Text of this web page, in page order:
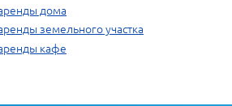
дома
земельного участка
кафе